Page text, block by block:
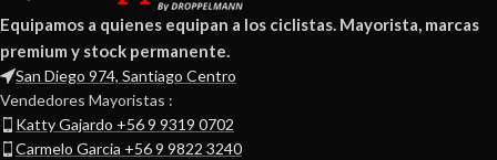
Equipamos a quienes equipan a los ciclistas. Mayorista, marcas
premium y stock permanente.
San Diego 974, Santiago Centro
Vendedores Mayoristas :
Katty Gajardo +56 9 9319 0702
Carmelo Garcia +56 9 9822 3240